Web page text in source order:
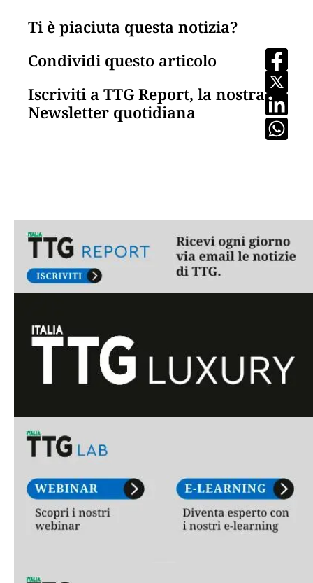
Ti è piaciuta questa notizia?
Condividi questo articolo
Iscriviti a TTG Report, la nostra
Newsletter quotidiana